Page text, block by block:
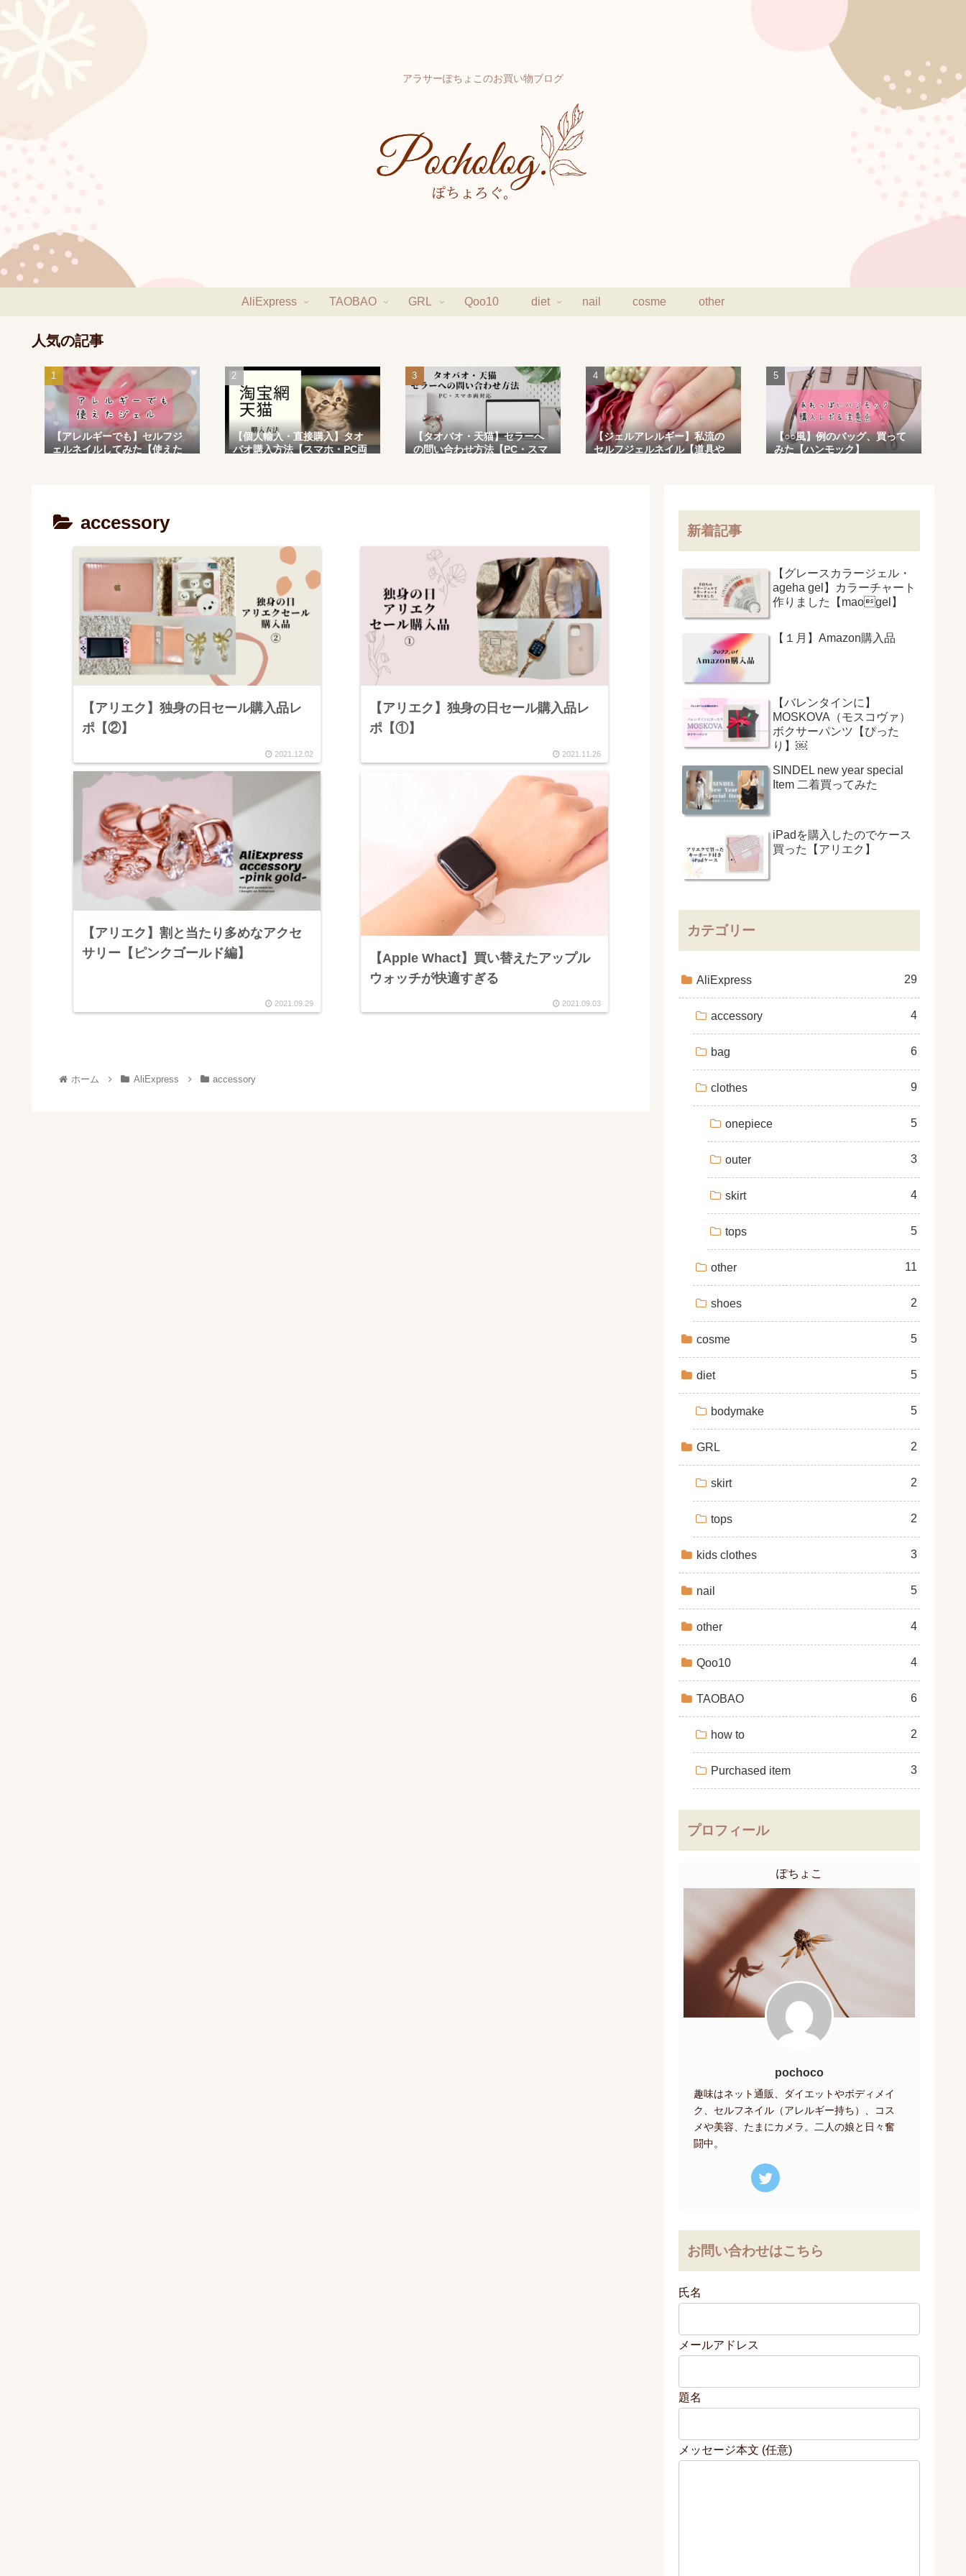
アラサーぽちょこのお買い物ブログ
AliExpress TAOBAO GRL Qoo10 diet nail cosme other
人気の記事
【アレルギーでも】セルフジ
ェルネイルしてみた【使えた
【個人輸入・直接購入】タオ
バオ購入方法【スマホ・PC両
【タオバオ・天猫】セラーへ
の問い合わせ方法【PC・スマ
【ジェルアレルギー】私流の
セルフジェルネイル【道具や
【○○風】例のバッグ、買って
みた【ハンモック】
accessory
【アリエク】独身の日セール購入品レ
ポ【②】
2021.12.02
【アリエク】独身の日セール購入品レ
ポ【①】
2021.11.26
【アリエク】割と当たり多めなアクセ
サリー【ピンクゴールド編】
2021.09.29
【Apple Whact】買い替えたアップル
ウォッチが快適すぎる
2021.09.03
ホーム AliExpress accessory
新着記事
【グレースカラージェル・
ageha gel】カラーチャート
作りました【maogel】
【１月】Amazon購入品
【バレンタインに】
MOSKOVA（モスコヴァ）
ボクサーパンツ【ぴった
り】￼
SINDEL new year special
Item 二着買ってみた
iPadを購入したのでケース
買った【アリエク】
カテゴリー
AliExpress 29
accessory 4
bag 6
clothes 9
onepiece 5
outer 3
skirt 4
tops 5
other 11
shoes 2
cosme 5
diet 5
bodymake 5
GRL 2
skirt 2
tops 2
kids clothes 3
nail 5
other 4
Qoo10 4
TAOBAO 6
how to 2
Purchased item 3
プロフィール
ぽちょこ
pochoco
趣味はネット通販、ダイエットやボディメイ
ク、セルフネイル（アレルギー持ち）、コス
メや美容、たまにカメラ。二人の娘と日々奮
闘中。
お問い合わせはこちら
氏名
メールアドレス
題名
メッセージ本文 (任意)